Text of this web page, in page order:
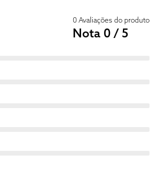
0 Avaliações do produto
Nota 0 / 5